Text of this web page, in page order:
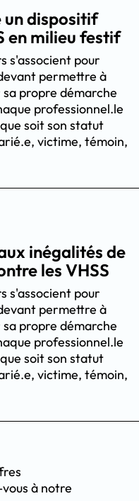
un dispositif
en milieu festif
s'associent pour
permettre à
propre démarche
professionnel.le
soit son statut
victime, témoin,
inégalités de
les VHSS
s'associent pour
permettre à
propre démarche
professionnel.le
soit son statut
victime, témoin,
à notre